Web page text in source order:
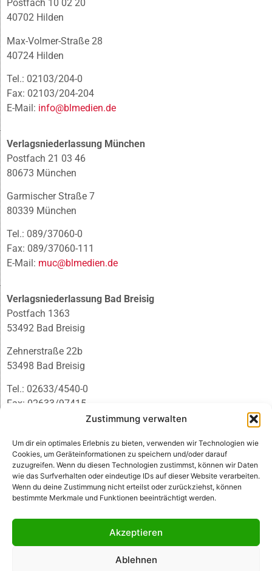
Zustimmung verwalten
Um dir ein optimales Erlebnis zu bieten, verwenden wir Technologien wie
Cookies, um Geräteinformationen zu speichern und/oder darauf
zuzugreifen. Wenn du diesen Technologien zustimmst, können wir Daten
wie das Surfverhalten oder eindeutige IDs auf dieser Website verarbeiten.
Wenn du deine Zustimmung nicht erteilst oder zurückziehst, können
bestimmte Merkmale und Funktionen beeinträchtigt werden.
Akzeptieren
Ablehnen
Postfach 10 02 20
40702 Hilden
Max-Volmer-Straße 28
40724 Hilden
Tel.: 02103/204-0
Fax: 02103/204-204
E-Mail: info@blmedien.de
Verlagsniederlassung München
Postfach 21 03 46
80673 München
Garmischer Straße 7
80339 München
Tel.: 089/37060-0
Fax: 089/37060-111
E-Mail: muc@blmedien.de
Verlagsniederlassung Bad Breisig
Postfach 1363
53492 Bad Breisig
Zehnerstraße 22b
53498 Bad Breisig
Tel.: 02633/4540-0
Fax: 02633/97415
infobb@blmedien.de